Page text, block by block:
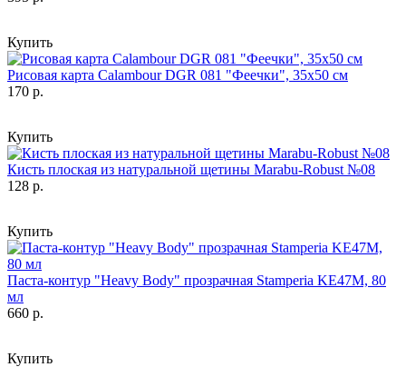
Купить
Рисовая карта Calambour DGR 081 "Феечки", 35х50 см
170 р.
Купить
Кисть плоская из натуральной щетины Marabu-Robust №08
128 р.
Купить
Паста-контур "Heavy Body" прозрачная Stamperia KE47M, 80
мл
660 р.
Купить